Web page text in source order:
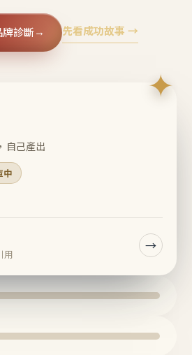
診斷→ 先看成功故事 →
✦
自己產出
中
用
→